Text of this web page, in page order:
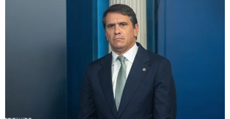
Nhân viên y tế chuyển bệnh nhân COVID-19 tại bệnh viện ở Vũ
Hán, tỉnh Hồ Bắc, Trung Quốc. (Ảnh: THX/TTXVN)
Thủ tướng Australia Scott Morrison đã kêu gọi
các nhà lãnh đạo thế giới tăng thêm quyền hạn
cho Tổ chức Y tế Thế giới (WHO) để đối phó với
các đại dịch trong tương lai.